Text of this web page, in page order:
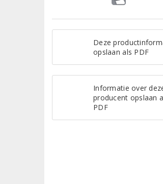
Deze
opslaan als PDF
Informatie over
producent opslaan
PDF